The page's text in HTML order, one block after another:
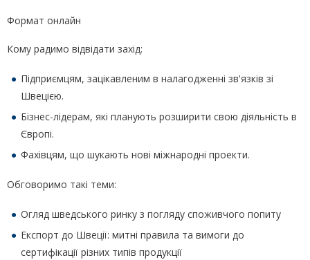
Формат онлайн
Кому радимо відвідати захід:
Підприємцям, зацікавленим в налагодженні зв'язків зі
Швецією.
Бізнес-лідерам, які планують розширити свою діяльність в
Європі.
Фахівцям, що шукають нові міжнародні проекти.
Обговоримо такі теми:
Огляд шведського ринку з погляду споживчого попиту
Експорт до Швеції: митні правила та вимоги до
сертифікації різних типів продукції